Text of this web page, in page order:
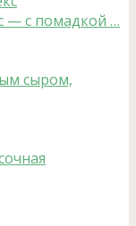
— с помадкой …
сыром,